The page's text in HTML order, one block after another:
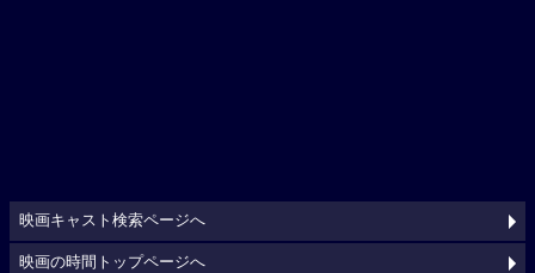
映画キャスト検索ページへ
映画の時間トップページへ